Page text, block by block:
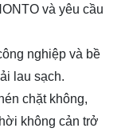
và yêu cầu
nghiệp và bề
lau sạch.
chặt không,
không cản trở